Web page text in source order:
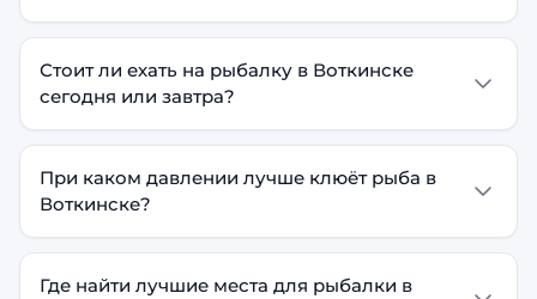
Стоит ли ехать на рыбалку в Воткинске
сегодня или завтра?
При каком давлении лучше клюёт рыба в
Воткинске?
Где найти лучшие места для рыбалки в